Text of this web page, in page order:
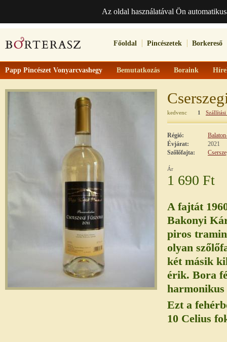
Az oldal használatával Ön
Főoldal Pincészetek Borkereső
Papp Pincészet Vonyarcvashegy Bemutatkozás Boraink
kedvenc 1
Régió:
Évjárat:
2021
Szőlőfajta:
Ár
1 690 Ft
A fajtát
Bakonyi
piros
olyan
két másik
érik. Bora
Ezt a
10 Celius